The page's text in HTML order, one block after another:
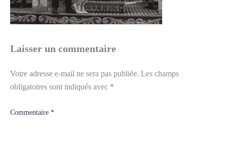
Laisser un commentaire
Votre adresse e-mail ne sera pas publiée. Les champs
obligatoires sont indiqués avec *
Commentaire *